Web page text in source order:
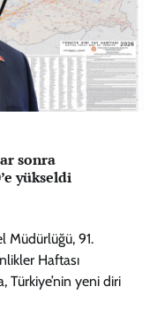
sonra
yükseldi
Müdürlüğü, 91.
Haftası
Türkiye’nin yeni diri